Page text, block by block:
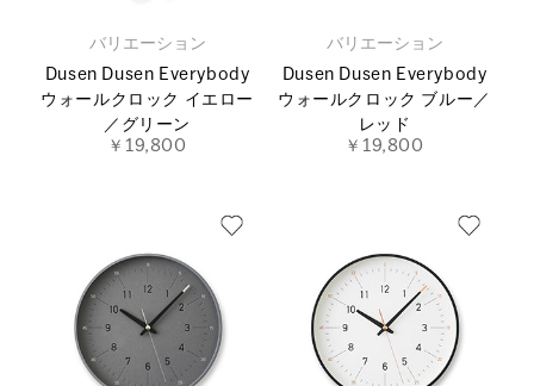
バリエーション
Dusen Dusen Everybody
ウォールクロック イエロー
／グリーン
￥19,800
バリエーション
Dusen Dusen Everybody
ウォールクロック ブルー／
レッド
￥19,800